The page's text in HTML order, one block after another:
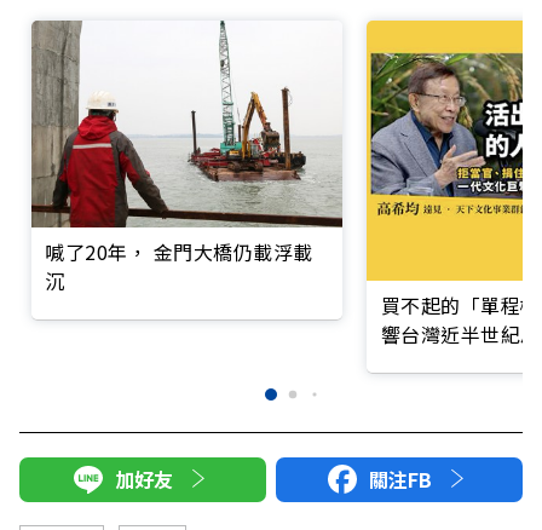
喊了20年， 金門大橋仍載浮載
沉
買不起的「單程
響台灣近半世紀
加好友 關注FB